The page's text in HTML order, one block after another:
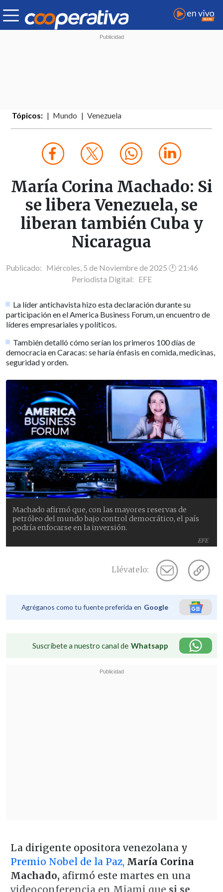
Tópicos: Mundo Venezuela
María Corina Machado: Si
se libera Venezuela, se
liberan también Cuba y
Nicaragua
Publicado: Miércoles, 5 de Noviembre de 2025 🕐 21:46
Periodista Digital: EFE
La líder antichavista hizo esta declaración durante su
participación en el America Business Forum, un encuentro de
líderes empresariales y políticos.
También detalló cómo serían los primeros 100 días de
democracia en Caracas: se haría énfasis en comida, medicinas,
seguridad y orden.
EFE
Machado afirmó que, con las mayores reservas de
petróleo del mundo bajo control democrático, el país
podría enfocarse en la inversión.
Llévatelo:
Agréganos como tu fuente preferida en Google
Suscríbete a nuestro canal de Whatsapp
La dirigente opositora venezolana y
Premio Nobel de la Paz, María Corina
Machado, afirmó este martes en una
videoconferencia en Miami que si se